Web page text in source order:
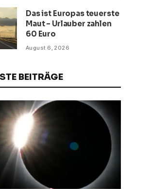
Das ist Europas teuerste
Maut – Urlauber zahlen
60 Euro
August 6, 2026
BEITRÄGE